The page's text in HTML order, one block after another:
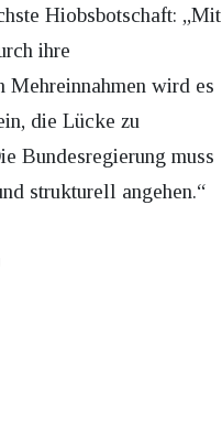
Hiobsbotschaft: „Mit
ihre
Mehreinnahmen wird es
die Lücke zu
Bundesregierung muss
strukturell angehen.“